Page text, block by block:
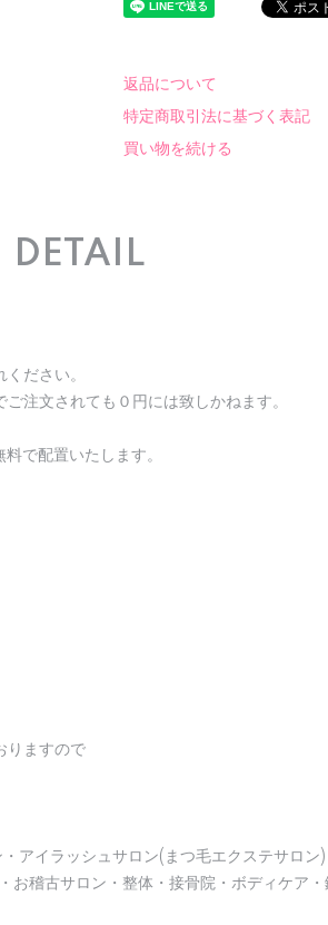
返品について
特定商取引法に基づく表記
買い物を続ける
DETAIL
ださい。
注文されても０円には致しかねます。
で配置いたします。
りますので
アイラッシュサロン(まつ毛エクステサロン
お稽古サロン・整体・接骨院・ボディケア